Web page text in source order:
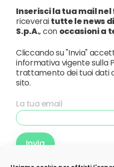
Inserisci la tua mail
riceveraitutte le news
S.p.A., con occasioni a
Cliccando su "Invia"
informativa vigente sulla
trattamento dei tuoi dati
sito.
La tua email